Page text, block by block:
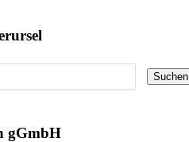
gGmbH